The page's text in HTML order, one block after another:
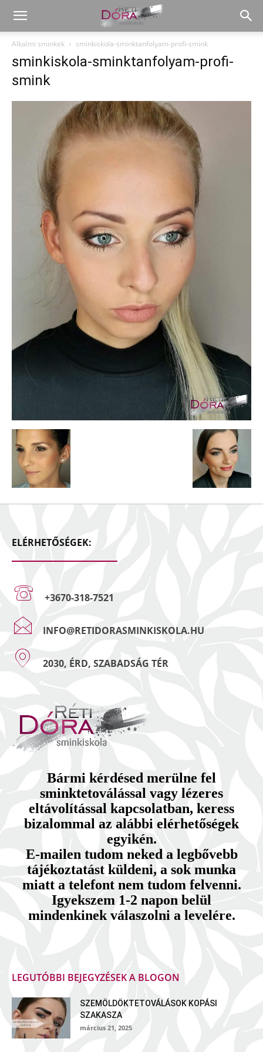
Alkalmi sminkek sminkiskola-sminktanfolyam-profi-smink
sminkiskola-sminktanfolyam-profi-
smink
ELÉRHETŐSÉGEK:
+3670-318-7521
INFO@RETIDORASMINKISKOLA.HU
2030, ÉRD, SZABADSÁG TÉR
Bármi kérdésed merülne fel
sminktetoválással vagy lézeres
eltávolítással kapcsolatban, keress
bizalommal az alábbi elérhetőségek
egyikén.
E-mailen tudom neked a legbővebb
tájékoztatást küldeni, a sok munka
miatt a telefont nem tudom felvenni.
Igyekszem 1-2 napon belül
mindenkinek válaszolni a levelére.
LEGUTÓBBI BEJEGYZÉSEK A BLOGON
SZEMÖLDÖKTETOVÁLÁSOK KOPÁSI
SZAKASZA
március 21, 2025